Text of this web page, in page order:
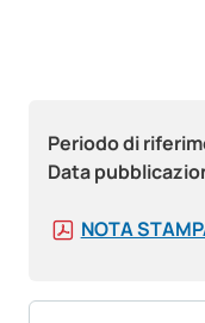
Periodo di
Data
NOTA